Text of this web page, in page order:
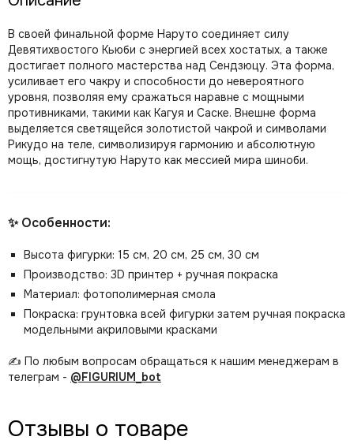
В своей финальной форме Наруто соединяет силу
Девятихвостого Кьюби с энергией всех хостатых, а также
достигает полного мастерства над Сендзюцу. Эта форма,
усиливает его чакру и способности до невероятного
уровня, позволяя ему сражаться наравне с мощными
противниками, такими как Кагуя и Саске. Внешне форма
выделяется светящейся золотистой чакрой и символами
Рикудо на теле, символизируя гармонию и абсолютную
мощь, достигнутую Наруто как мессией мира шиноби.
✨ Особенности:
Высота фигурки: 15 см, 20 см, 25 см, 30 см
Производство: 3D принтер + ручная покраска
Материал: фотополимерная смола
Покраска: грунтовка всей фигурки затем ручная покраска
модельными акриловыми красками
✍️ По любым вопросам обращаться к нашим менеджерам в
телеграм - @FIGURIUM_bot
Отзывы о товаре